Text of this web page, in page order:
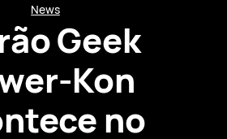
News
Geek
Kon
no